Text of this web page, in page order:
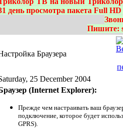
день просмотра пакета Full
Пишите:
Браузера
25 December 2004
(Internet Explorer):
Прежде чем настраивать ваш
подключение, которое будет
GPRS).